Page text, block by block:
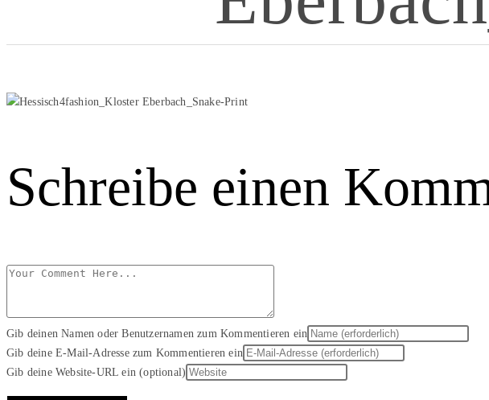
Schreibe einen
Gib deinen Namen oder Benutzernamen zum Kommentieren ein
Gib deine E-Mail-Adresse zum Kommentieren ein
Gib deine Website-URL ein (optional)